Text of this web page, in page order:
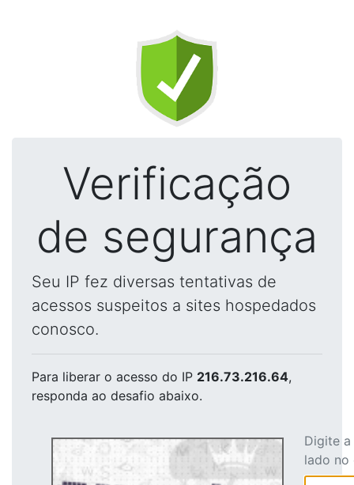
Verificação
de segurança
Seu IP fez diversas tentativas de
acessos suspeitos a sites hospedados
conosco.
Para liberar o acesso do IP 216.73.216.64,
responda ao desafio abaixo.
Digite
lado no